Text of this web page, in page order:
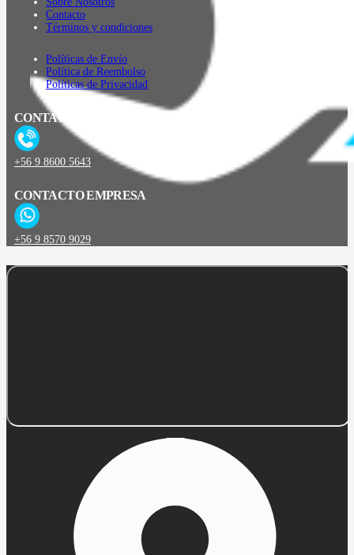
Contacto
Términos y condiciones
Políticas de Envío
Política de Reembolso
Políticas de Privacidad
CONTACTO
+56 9 8600 5643
CONTACTO EMPRESA
+56 9 8570 9029